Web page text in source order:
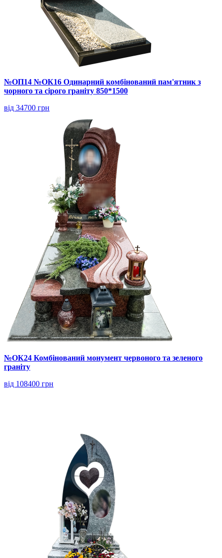
№ОП14 №ОК16 Одинарний комбінований пам'ятник з
чорного та сірого граніту 850*1500
від 34700 грн
№ОК24 Комбінований монумент червоного та зеленого
граніту
від 108400 грн